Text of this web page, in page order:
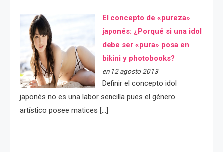
El concepto de «pureza»
japonés: ¿Porqué si una idol
debe ser «pura» posa en
bikini y photobooks?
en 12 agosto 2013
Definir el concepto idol
japonés no es una labor sencilla pues el género
artístico posee matices […]